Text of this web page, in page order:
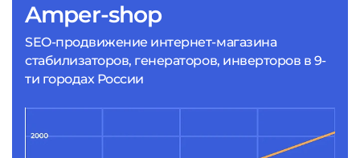
Amper-shop
SEO-продвижение интернет-магазина
стабилизаторов, генераторов, инверторов в 9-
ти городах России